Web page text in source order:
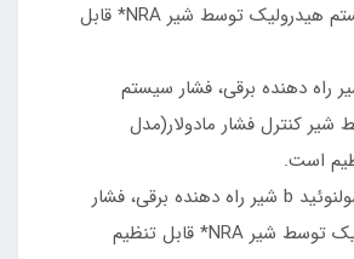
برقی، فشار سیستم هیدرولیک توسط شیر NRA* قابل
راه دهنده برقی، فشار سیستم
شیر کنترل فشار مادولار(مدل
3- با تحریک سولنوئید b شیر راه دهنده برقی، فشار
سیستم هیدرولیک توسط شیر NRA* قابل تنظیم